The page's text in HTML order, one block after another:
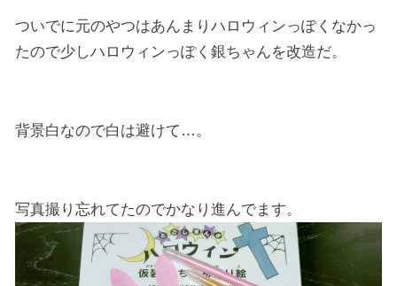
ついでに元のやつはあんまりハロウィンっぽくなかっ
たので少しハロウィンっぽく銀ちゃんを改造だ。
背景白なので白は避けて…。
写真撮り忘れてたのでかなり進んでます。